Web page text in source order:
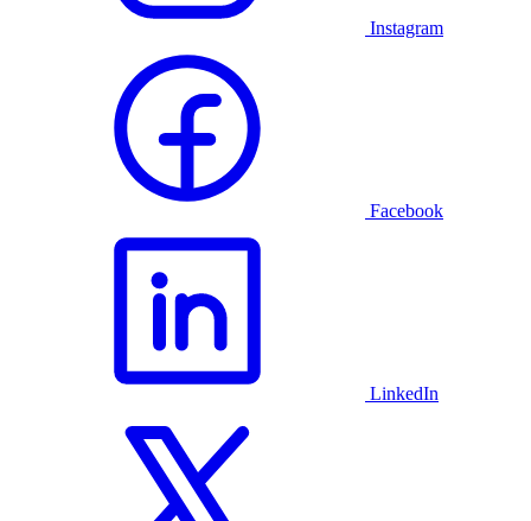
Instagram
Facebook
LinkedIn